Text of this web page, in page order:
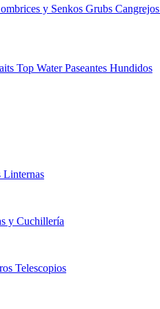
y Senkos Grubs Cangrejos
Top WaterPaseantes Hundidos
Linternas
y Cuchillería
Telescopios